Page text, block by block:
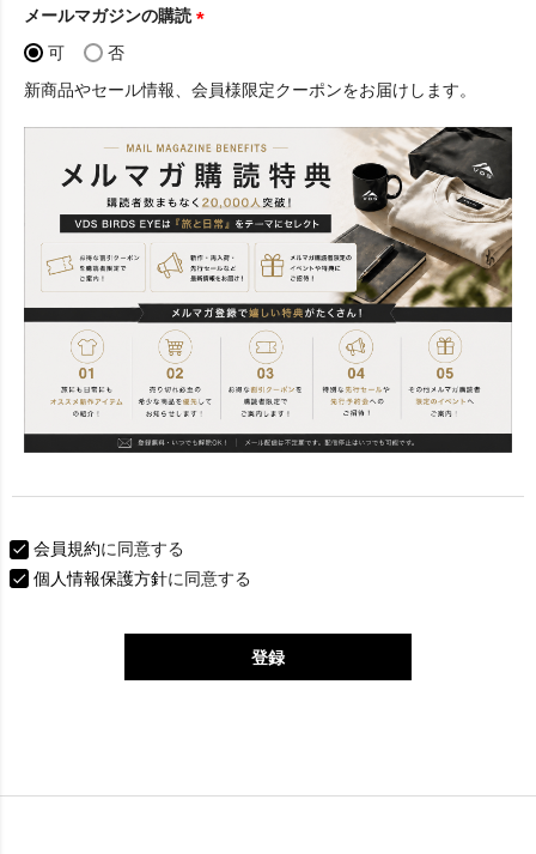
)
メールマガジンの購読
須
可
否
新商品やセール情報、会員様限定クーポンをお届けします。
会員規約に同意する
個人情報保護方針に同意する
登録